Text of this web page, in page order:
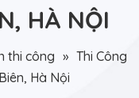
HÀ NỘI
thi công » Thi Công
Hà Nội